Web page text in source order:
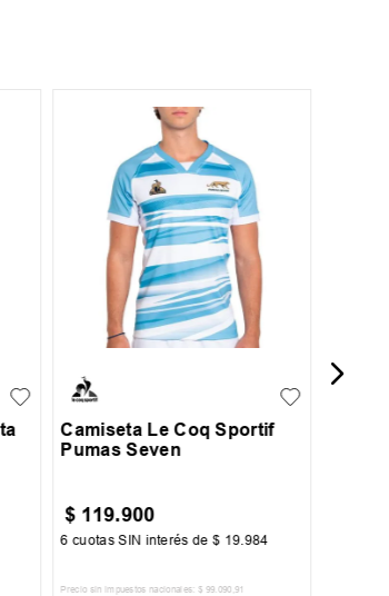
L
M XL XXL
Camiseta Le Coq Sportif
Pumas Seven
$ 119.900
6 cuotas SIN interés de$ 19 984
Precio sin impuestos nacionales: $ 99.090 ,91